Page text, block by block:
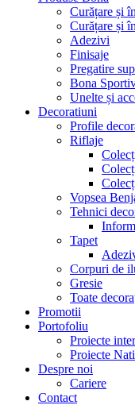
Curățare și
Curățare și
Adezivi
Finisaje
Pregatire
Bona
Unelte și
Decoratiuni
Profile
Riflaje
Vopsea
Tehnici
Tapet
Corpuri de
Gresie
Toate
Promotii
Portofoliu
Proiecte
Proiecte
Despre noi
Cariere
Contact